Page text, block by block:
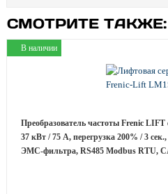
СМОТРИТЕ ТАКЖЕ:
В наличии
Преобразователь частоты Frenic
37 кВт / 75 A, перегрузка 200% / 3
ЭМС-фильтра, RS485 Modbus RTU,